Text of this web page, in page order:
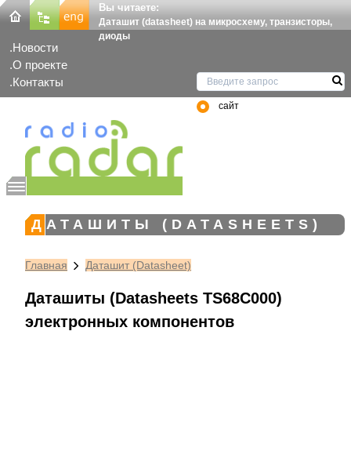
Вы читаете:
Даташит (datasheet) на микросхему, транзисторы,
диоды
Новости
О проекте
Контакты
сайт
ДАТАШИТЫ (DATASHEETS)
Главная Даташит (Datasheet)
Даташиты (Datasheets TS68C000)
электронных компонентов